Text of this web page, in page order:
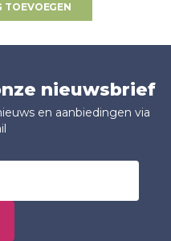
TOEVOEGEN
nieuwsbrief
en aanbiedingen via